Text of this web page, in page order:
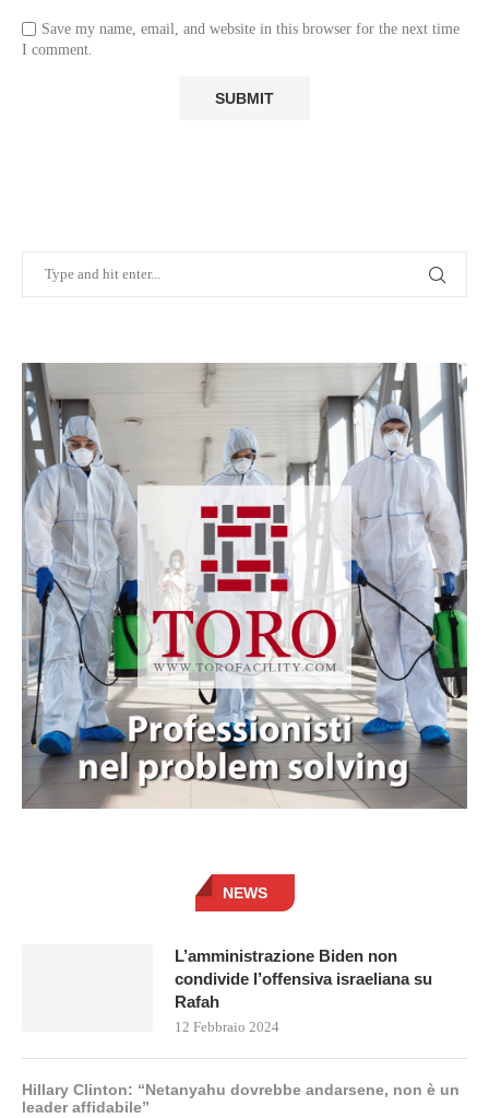
Save my name, email, and website in this browser for the next time
I comment.
NEWS
L’amministrazione Biden non
condivide l’offensiva israeliana su
Rafah
12 Febbraio 2024
Hillary Clinton: “Netanyahu dovrebbe andarsene, non è un
leader affidabile”